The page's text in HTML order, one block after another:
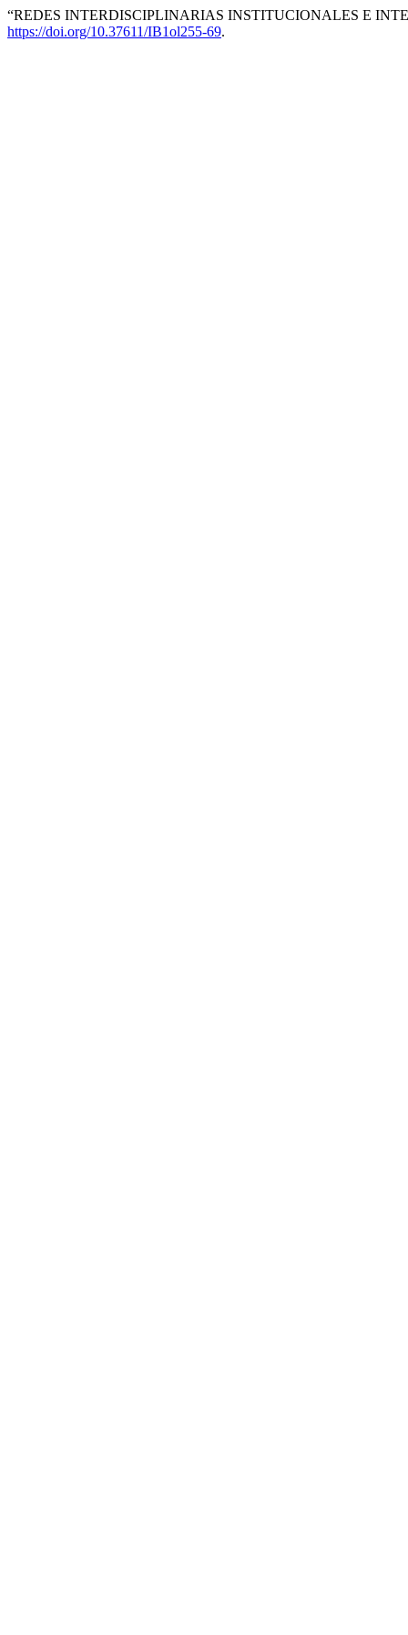
“REDES INTERDISCIPLINARIAS INSTITUCIONALES E
https://doi.org/10.37611/IB1ol255-69.